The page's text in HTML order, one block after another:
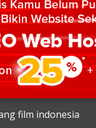
film indonesia